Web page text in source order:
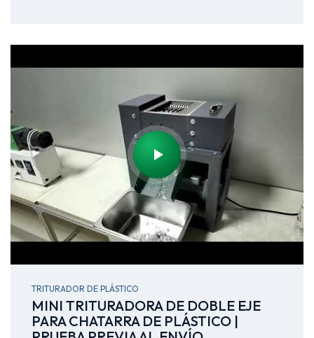
TRITURADOR DE PLÁSTICO
MINI TRITURADORA DE DOBLE EJE
PARA CHATARRA DE PLÁSTICO |